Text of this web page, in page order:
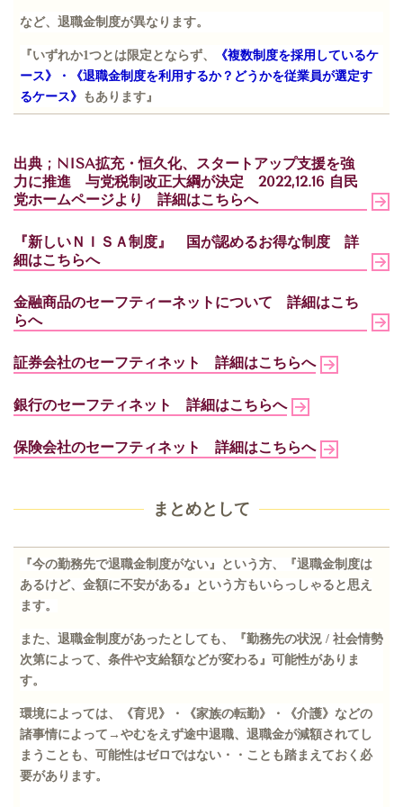
など、退職金制度が異なります。
『いずれか1つとは限定とならず、
《複数制度を採用しているケ
ース》・《退職金制度を利用するか？どうかを従業員が選定す
るケース》 もあります』
出典 ; NISA拡充・恒久化、スタートアップ支援を強
力に推進 与党税制改正大綱が決定 2022,12.16 自民
党ホームページより 詳細はこちらへ
『新しいＮＩＳＡ制度』 国が認めるお得な制度 詳
細はこちらへ
金融商品のセーフティーネットについて 詳細はこち
らへ
証券会社のセーフティネット 詳細はこちらへ
銀行のセーフティネット 詳細はこちらへ
保険会社のセーフティネット 詳細はこちらへ
まとめとして
『今の勤務先で退職金制度がない』という方、『退職金制度は
あるけど、金額に不安がある』という方もいらっしゃると思え
ます。
また、退職金制度があったとしても、『勤務先の状況 / 社会情勢
次第によって、条件や支給額などが変わる』可能性がありま
す。
環境によっては、《育児》・《家族の転勤》・《介護》などの
諸事情によって→やむをえず途中退職、退職金が減額されてし
まうことも、可能性はゼロではない・・ことも踏まえておく必
要があります。